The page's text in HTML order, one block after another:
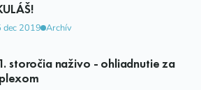
dec 2019 Archív
storočia naživo - ohliadnutie za